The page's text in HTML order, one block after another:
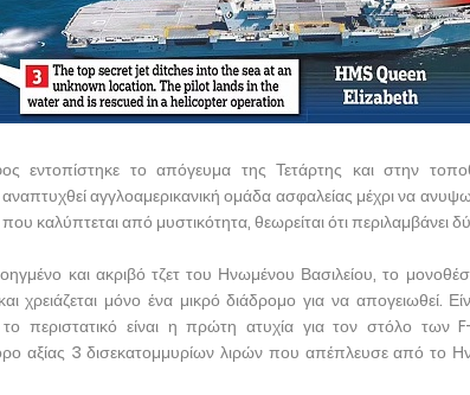
εντοπίστηκε το απόγευμα της Τετάρτης και στην
αγγλοαμερικανική ομάδα ασφαλείας μέχρι να
καλύπτεται από μυστικότητα, θεωρείται ότι περιλαμβάνει
και ακριβό τζετ του Ηνωμένου Βασιλείου, το
χρειάζεται μόνο ένα μικρό διάδρομο για να απογειωθεί.
το περιστατικό είναι η πρώτη ατυχία για τον στόλο των
αξίας 3 δισεκατομμυρίων λιρών που απέπλευσε από το